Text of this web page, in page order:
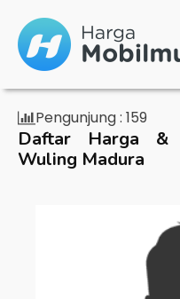
Pengunjung : 159
Daftar Harga &
Wuling Madura